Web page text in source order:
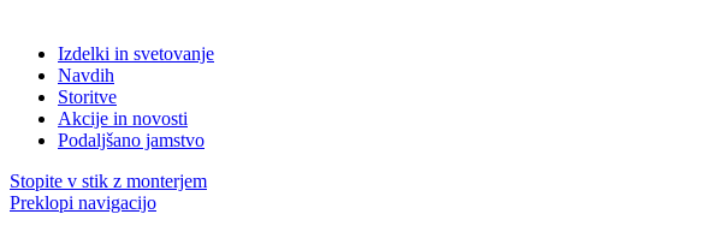
Izdelki in svetovanje
Navdih
Storitve
Akcije in novosti
Podaljšano jamstvo
Stopite v stik z monterjem
Preklopi navigacijo